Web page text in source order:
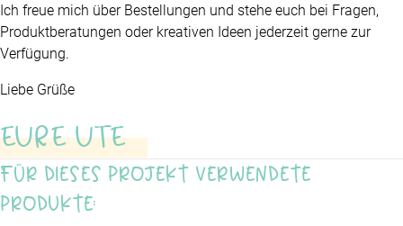
Ich freue mich über Bestellungen und stehe euch bei Fragen,
Produktberatungen oder kreativen Ideen jederzeit gerne zur
Verfügung.
Liebe Grüße
EURE UTE
Für dieses Projekt verwendete
Produkte: